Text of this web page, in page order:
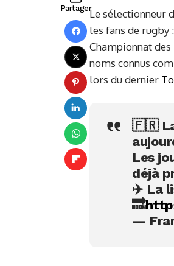
PartagerLe sélectionneur
les fans de rugby
Championnat des
noms connus
lors du dernier
🇫🇷 La
Les
déjà
✈️ La
🔜
—